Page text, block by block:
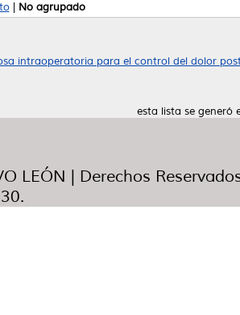
| No agrupado
intraoperatoria para el control del dolor
esta lista se generó
LEÓN | Derechos